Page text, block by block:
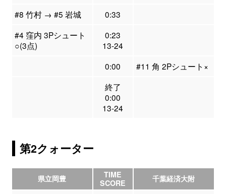
#8 竹村 → #5 岩城
0:33
#4 窪内 3Pシュート
○(3点)
0:23
13-24
0:00
#11 角 2Pシュート×
終了
0:00
13-24
第2クォーター
県立岡豊
TIME
SCORE
千葉経済大附